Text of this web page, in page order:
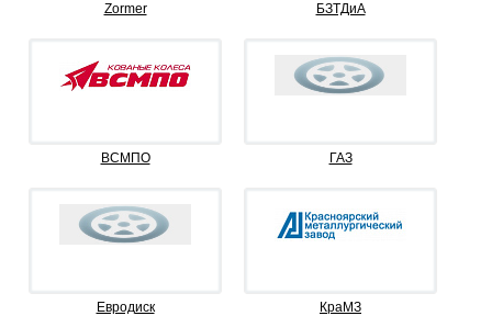
Zormer БЗТДиА
ВСМПО ГАЗ
Евродиск КраМЗ